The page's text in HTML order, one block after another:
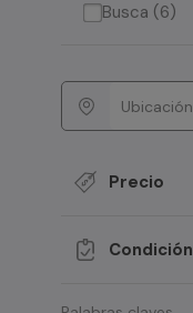
Busca (6)
Precio
Condición